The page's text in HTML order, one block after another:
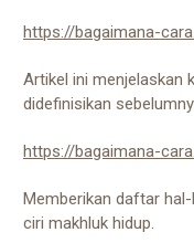
https://bagaimana-
Artikel ini menjelaskan
didefinisikan
https://bagaimana-
Memberikan daftar
ciri makhluk hidup.